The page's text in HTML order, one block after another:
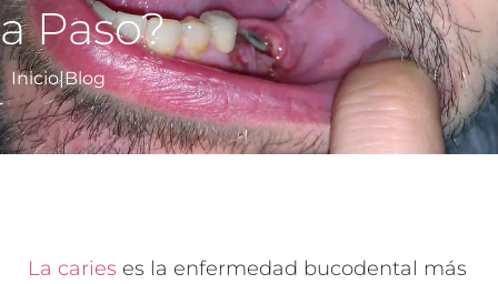
a Paso?
Inicio|Blog
La caries es la enfermedad bucodental más